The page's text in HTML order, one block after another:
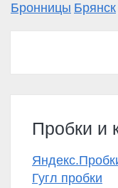
Бронницы Брянск
Пробки и
Гугл пробки